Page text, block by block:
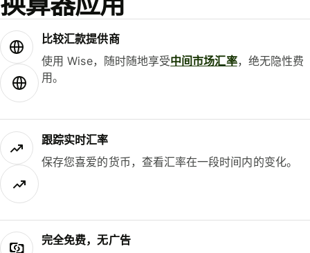
比较汇款提供商
使用 Wise，随时随地享受中间市场汇率，绝无隐性费
用。
跟踪实时汇率
保存您喜爱的货币，查看汇率在一段时间内的变化。
完全免费，无广告